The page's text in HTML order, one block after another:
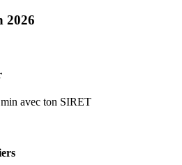
2026
avec ton SIRET